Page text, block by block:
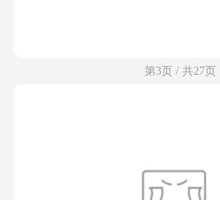
第3页 / 共27页